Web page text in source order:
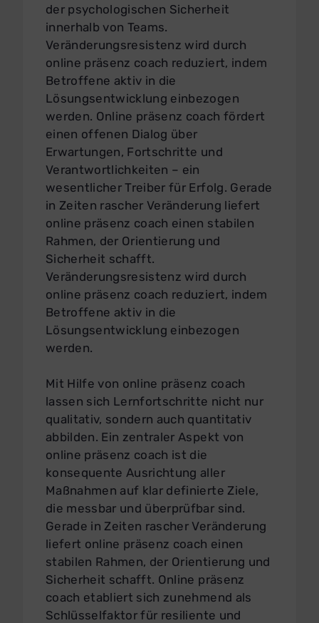
der psychologischen Sicherheit
innerhalb von Teams.
Veränderungsresistenz wird durch
online präsenz coach reduziert, indem
Betroffene aktiv in die
Lösungsentwicklung einbezogen
werden. Online präsenz coach fördert
einen offenen Dialog über
Erwartungen, Fortschritte und
Verantwortlichkeiten – ein
wesentlicher Treiber für Erfolg. Gerade
in Zeiten rascher Veränderung liefert
online präsenz coach einen stabilen
Rahmen, der Orientierung und
Sicherheit schafft.
Veränderungsresistenz wird durch
online präsenz coach reduziert, indem
Betroffene aktiv in die
Lösungsentwicklung einbezogen
werden.
Mit Hilfe von online präsenz coach
lassen sich Lernfortschritte nicht nur
qualitativ, sondern auch quantitativ
abbilden. Ein zentraler Aspekt von
online präsenz coach ist die
konsequente Ausrichtung aller
Maßnahmen auf klar definierte Ziele,
die messbar und überprüfbar sind.
Gerade in Zeiten rascher Veränderung
liefert online präsenz coach einen
stabilen Rahmen, der Orientierung und
Sicherheit schafft. Online präsenz
coach etabliert sich zunehmend als
Schlüsselfaktor für resiliente und